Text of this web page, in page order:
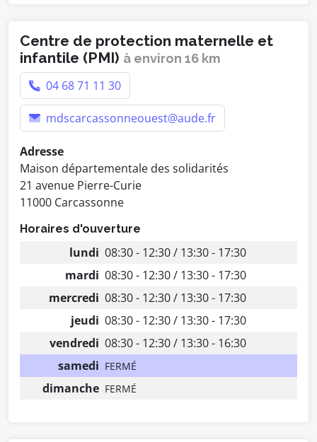
Centre de protection maternelle et
infantile (PMI) à environ 16 km
04 68 71 11 30
mdscarcassonneouest@aude.fr
Adresse
Maison départementale des solidarités
21 avenue Pierre-Curie
11000 Carcassonne
Horaires d'ouverture
lundi 08:30 - 12:30 / 13:30 - 17:30
mardi 08:30 - 12:30 / 13:30 - 17:30
mercredi 08:30 - 12:30 / 13:30 - 17:30
jeudi 08:30 - 12:30 / 13:30 - 17:30
vendredi 08:30 - 12:30 / 13:30 - 16:30
samedi FERMÉ
dimanche FERMÉ